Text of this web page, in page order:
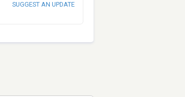
SUGGEST AN UPDATE